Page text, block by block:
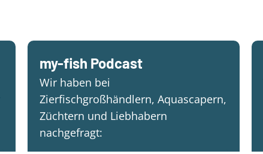
my-fish Podcast
Wir haben bei
Zierfischgroßhändlern, Aquascapern,
Züchtern und Liebhabern
nachgefragt: